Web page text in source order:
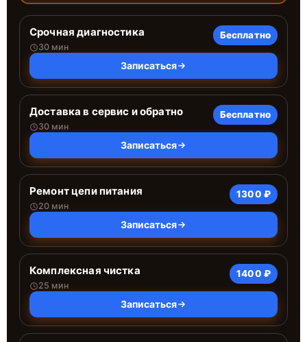
Срочная диагностика
30 мин
Бесплатно
Записаться
Доставка в сервис и обратно
30 мин
Бесплатно
Записаться
Ремонт цепи питания
20 мин
1300 ₽
Записаться
Комплексная чистка
25 мин
1400 ₽
Записаться